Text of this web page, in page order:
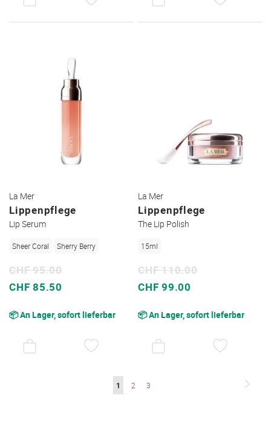
La Mer
Lippenpflege
Lip Serum
Sheer Coral Sherry Berry
Sonderpreis
CHF 85.50
CHF 95.00
📦 An Lager, sofort lieferbar
La Mer
Lippenpflege
The Lip Polish
15ml
Sonderpreis
CHF 99.00
CHF 110.00
📦 An Lager, sofort lieferbar
Sie
1 Seite
2 Seite
3